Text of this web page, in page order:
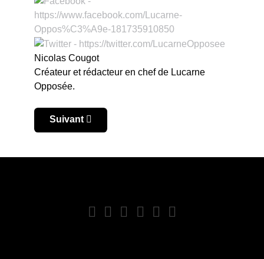
Nicolas Cougot
Créateur et rédacteur en chef de Lucarne
Opposée.
Article suivant : Coupe du Monde des clubs
Suivant